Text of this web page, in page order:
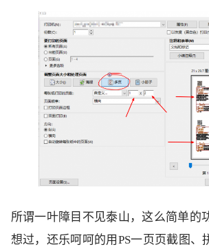
所谓一叶障目不见泰山，这么简单的
想过，还乐呵呵的用PS一页页截图、